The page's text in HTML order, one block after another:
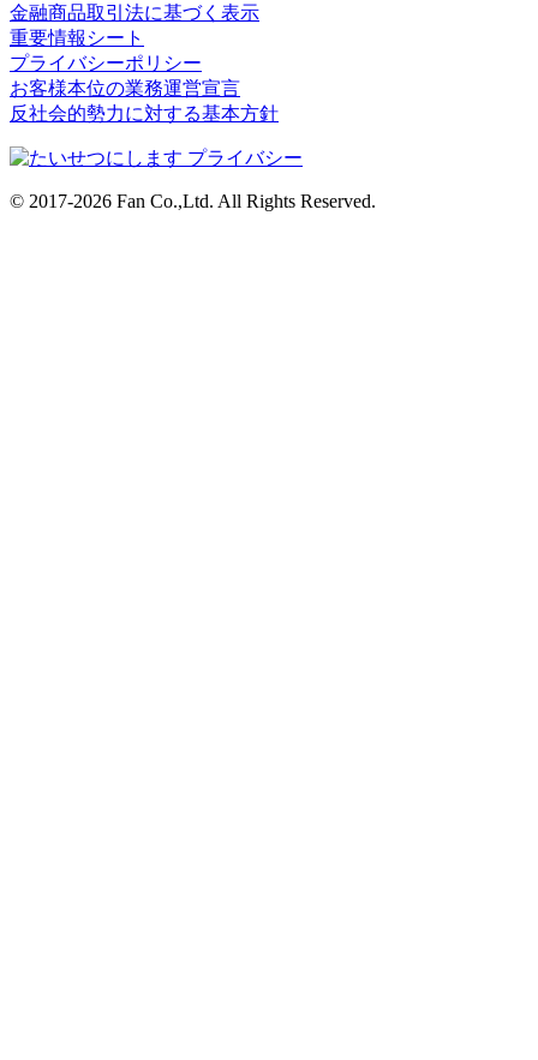
金融商品取引法に基づく表示
重要情報シート
プライバシーポリシー
お客様本位の業務運営宣言
反社会的勢力に対する基本方針
© 2017-2026 Fan Co.,Ltd. All Rights Reserved.